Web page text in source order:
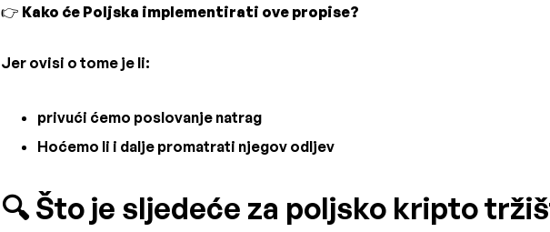
👉 Kako će Poljska implementirati ove propise?
Jer ovisi o tome je li:
privući ćemo poslovanje natrag
Hoćemo li i dalje promatrati njegov odljev
🔍 Što je sljedeće za poljsko kripto